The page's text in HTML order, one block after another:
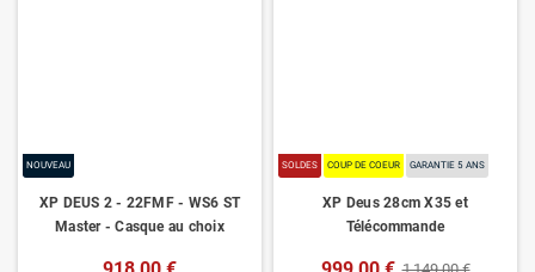
NOUVEAU
XP DEUS 2 - 22FMF - WS6 ST
Master - Casque au choix
SOLDES COUP DE COEUR GARANTIE 5 ANS
XP Deus 28cm X35 et
Télécommande